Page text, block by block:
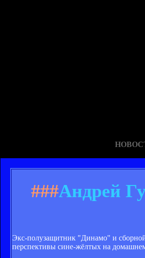
###Андрей
Экс-полузащитник "Динамо" и
перспективы сине-жёлтых на